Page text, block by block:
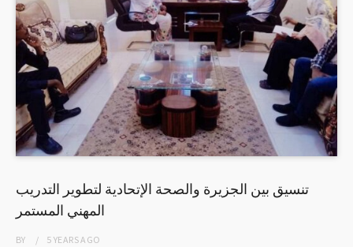
تنسيق بين الجزيرة والصحة الإتحادية لتطوير التدريب
المهني المستمر
BY 5 YEARSAGO